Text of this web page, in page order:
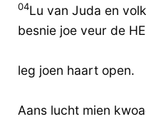
04Lu van Juda en
besnie joe veur de
leg joen haart open.
Aans lucht mien